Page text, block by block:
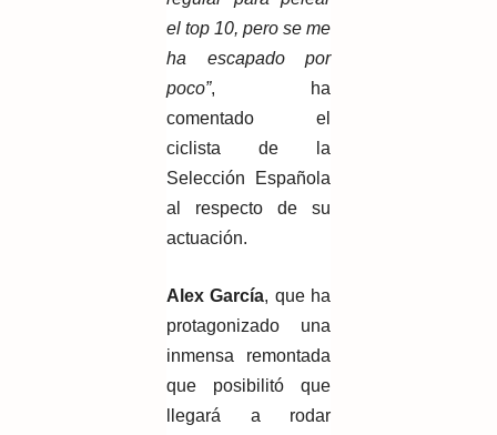
el top 10, pero se me
ha escapado por
poco”, ha
comentado el
ciclista de la
Selección Española
al respecto de su
actuación.
Alex García, que ha
protagonizado una
inmensa remontada
que posibilitó que
llegará a rodar